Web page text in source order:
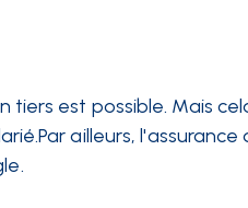
tiers est possible. Mais
ailleurs,